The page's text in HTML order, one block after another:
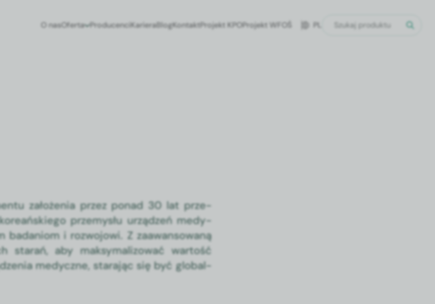
O nasOferta ProducenciKarieraBlogKontaktProjekt KPOProjekt WFOŚ PL
założe­nia przez pon­ad 30 lat prze­
prze­mysłu urządzeń medy­
badan­iom i roz­wo­jowi. Z zaawan­sowaną
starań, aby maksy­mal­i­zować wartość
medy­czne, stara­jąc się być glob­al­